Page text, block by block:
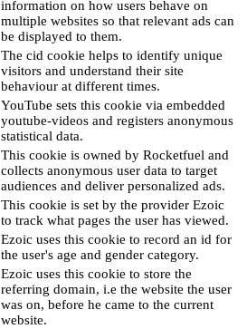
information on how users behave on
multiple websites so that relevant ads can
be displayed to them.
The cid cookie helps to identify unique
visitors and understand their site
behaviour at different times.
YouTube sets this cookie via embedded
youtube-videos and registers anonymous
statistical data.
This cookie is owned by Rocketfuel and
collects anonymous user data to target
audiences and deliver personalized ads.
This cookie is set by the provider Ezoic
to track what pages the user has viewed.
Ezoic uses this cookie to record an id for
the user's age and gender category.
Ezoic uses this cookie to store the
referring domain, i.e the website the user
was on, before he came to the current
website.